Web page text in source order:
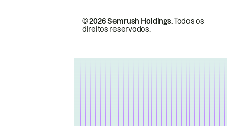
© 2026 Semrush Holdings.Todos os
direitos reservados.